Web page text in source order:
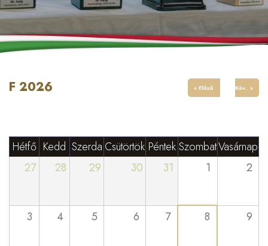
F 2026 « Előző Köv.. »
Hétfő Kedd Szerda Csütörtök Péntek SzombatVasárnap
27
28 29 30 31 1 2
3 4 5 6 7 8 9